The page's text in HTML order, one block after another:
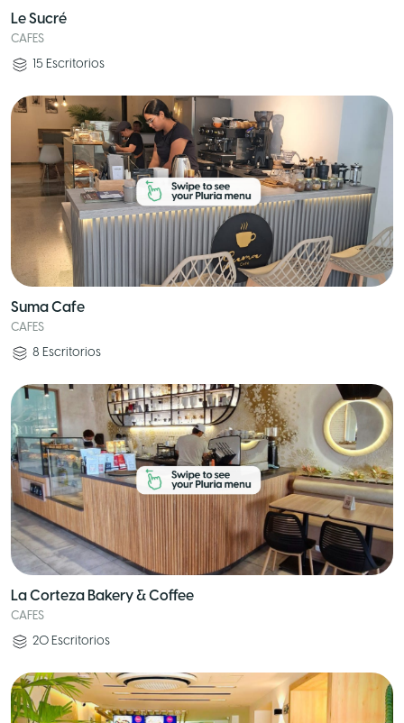
Le Sucré
CAFES
15 Escritorios
Suma Cafe
CAFES
8 Escritorios
La Corteza Bakery & Coffee
CAFES
20 Escritorios